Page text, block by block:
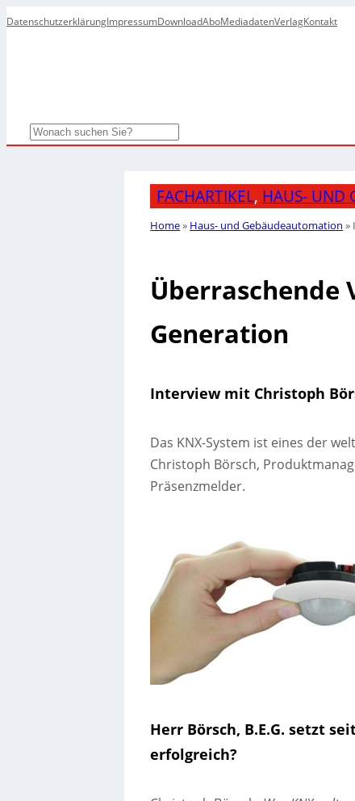
DatenschutzerklärungImpressumDownloadAboMediadatenVerlagKontakt
Search
FACHARTIKEL, HAUS- UND
Home» Haus- und Gebäudeautomation »
Überraschende
Generation
Interview mit Christoph
Das KNX-System ist eines der
Christoph Börsch,
Präsenzmelder.
Herr Börsch, B.E.G. setzt
erfolgreich?